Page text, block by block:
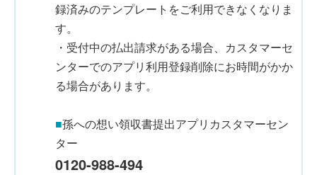
録済みのテンプレートをご利用できなくなりま
す。
・受付中の払出請求がある場合、カスタマーセ
ンターでのアプリ利用登録削除にお時間がかか
る場合があります。
■孫への想い領収書提出アプリカスタマーセン
ター
0120-988-494